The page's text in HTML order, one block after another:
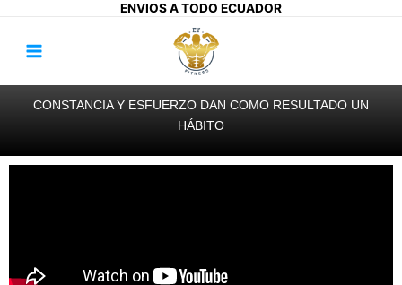
ENVIOS A TODO ECUADOR
Menu
CONSTANCIA Y ESFUERZO DAN COMO RESULTADO UN
HÁBITO